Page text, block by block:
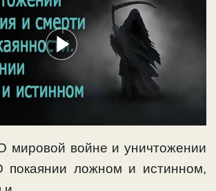
мировой войне и уничтожении
покаянии ложном и истинном,